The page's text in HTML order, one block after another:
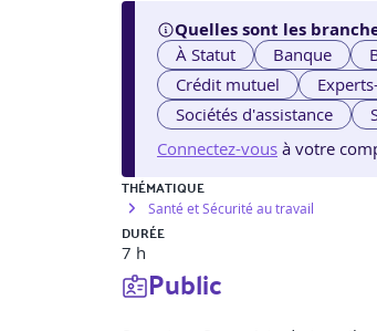
Quelles sont les
À Statut Banque
Crédit mutuel
Sociétés d'assistance
Connectez-vous à votre
THÉMATIQUE
Santé et Sécurité au travail
DURÉE
7 h
Public